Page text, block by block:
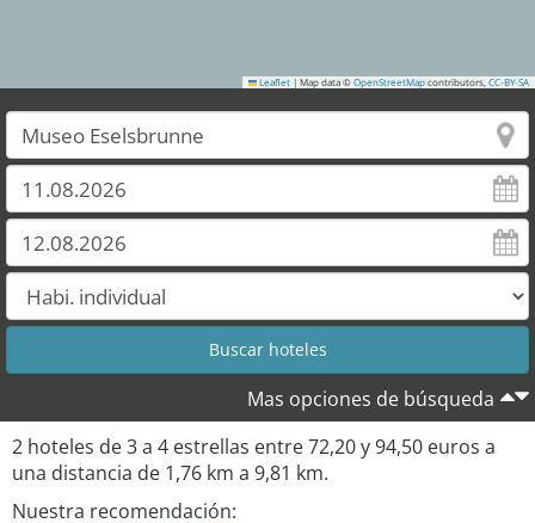
Leaflet | Map data © OpenStreetMap contributors, CC-BY-SA
Mas opciones de búsqueda
2 hoteles de3a 4 estrellas entre72,20y94,50 euros a
una distancia de 1,76 km a 9,81 km.
Nuestra recomendación: